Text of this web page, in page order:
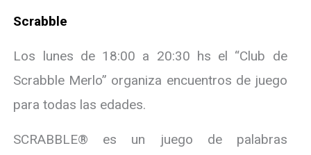
Scrabble
Los lunes de 18:00 a 20:30 hs el “Club de
Scrabble Merlo” organiza encuentros de juego
para todas las edades.
SCRABBLE® es un juego de palabras